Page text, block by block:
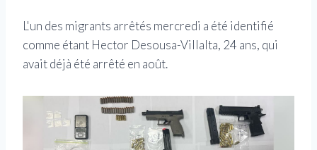
L'un des migrants arrêtés mercredi a été identifié
comme étant Hector Desousa-Villalta, 24 ans, qui
avait déjà été arrêté en août.